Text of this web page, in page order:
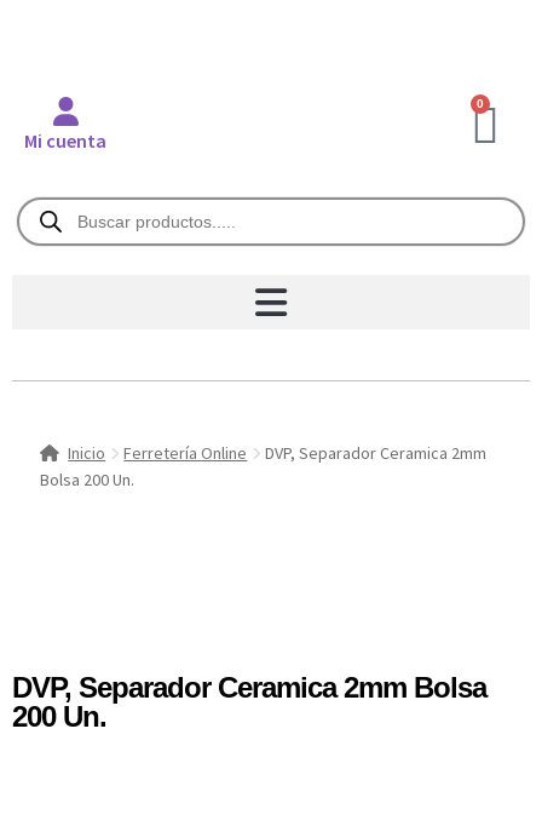
Mi cuenta
0
Inicio Ferretería Online
DVP, Separador Ceramica 2mm
Bolsa 200 Un.
DVP, Separador Ceramica 2mm Bolsa
200 Un.